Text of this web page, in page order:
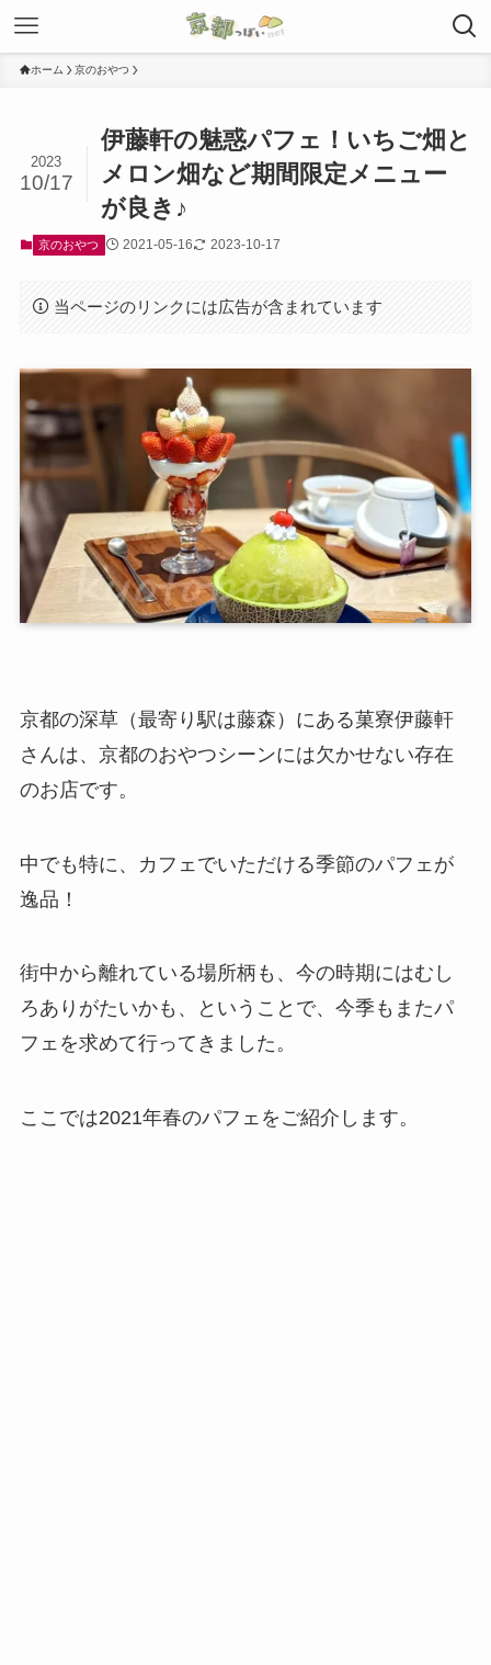
ホーム 京のおやつ
伊藤軒の魅惑パフェ！いちご畑と
メロン畑など期間限定メニュー
が良き♪
2023
10/17
京のおやつ 2021-05-16 2023-10-17
当ページのリンクには広告が含まれています
京都の深草（最寄り駅は藤森）にある菓寮伊藤軒
さんは、京都のおやつシーンには欠かせない存在
のお店です。
中でも特に、カフェでいただける季節のパフェが
逸品！
街中から離れている場所柄も、今の時期にはむし
ろありがたいかも、ということで、今季もまたパ
フェを求めて行ってきました。
ここでは2021年春のパフェをご紹介します。